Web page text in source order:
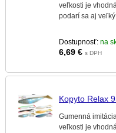
veľkosti je
podarí sa aj
Dostupnosť: na
6,69 € s DPH
Kopyto Relax
Gumenná
veľkosti je